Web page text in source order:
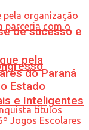
de sucesso e
e Inteligentes
pela
do Paraná
Estado